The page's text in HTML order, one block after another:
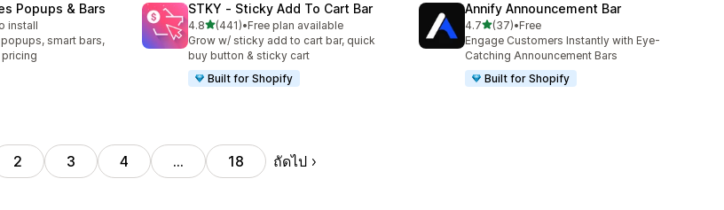
Popups & Bars
install
smart bars,
STKY ‑ Sticky Add To Cart Bar
4.8เต็ม 5 ดาว
(441)
ทั้งหมด 441 รีวิว
•Free plan available
Grow w/ sticky add to cart bar, quick
buy button & sticky cart
Built for Shopify
Annify Announcement Bar
4.7เต็ม 5 ดาว
(37)
ทั้งหมด 37 รีวิว
•Free
Engage Customers Instantly with Eye-
Catching Announcement Bars
Built for Shopify
2 3 4 … 18 ถัดไป